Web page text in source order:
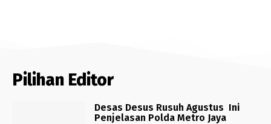
Pilihan Editor
Desas Desus Rusuh Agustus Ini
Penjelasan Polda Metro Jaya